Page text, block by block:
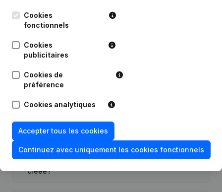
Questions fréquemment posées
Quel est le numéro de TVA de Mycoachlommel?
Quel est l'identifiant PEPPOL de
Mycoachlommel?
Quand la société Mycoachlommel a-t-elle été
créée?
Cookies
fonctionnels
Cookies
publicitaires
Cookies de
préférence
Cookies analytiques
Accepter tous les cookies
Continuez avec uniquement les cookies fonctionnels